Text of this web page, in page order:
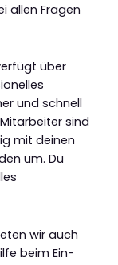
allen Fragen
über
und schnell
sind
mit deinen
um. Du
wir auch
beim Ein-